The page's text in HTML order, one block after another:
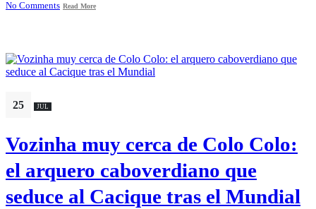
No Comments Read More
25 JUL
Vozinha muy cerca de Colo Colo:
el arquero caboverdiano que
seduce al Cacique tras el Mundial